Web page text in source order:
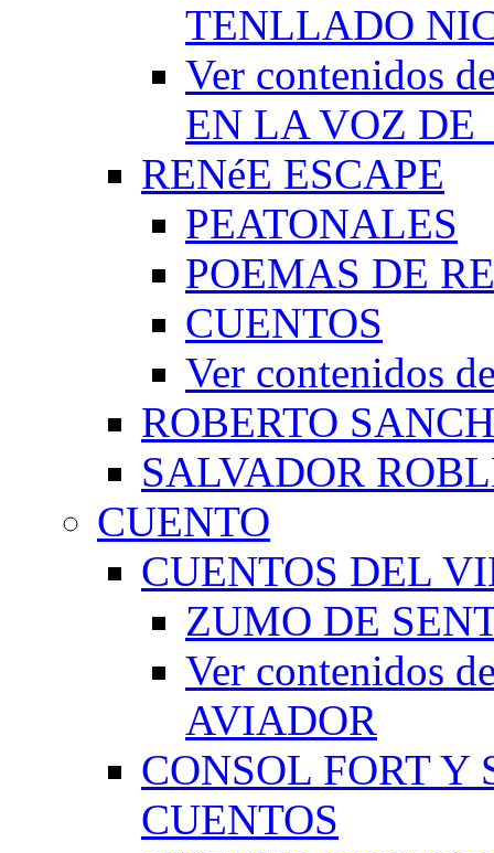
TENLLADO
Ver contenidos
EN LA VOZ DE
RENéE ESCAPE
PEATONALES
POEMAS DE
CUENTOS
Ver contenidos
ROBERTO
SALVADOR
CUENTO
CUENTOS DEL
ZUMO DE
Ver contenidos
AVIADOR
CONSOL FORT Y
CUENTOS